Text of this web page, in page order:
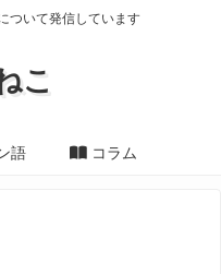
ついて発信しています
こ
語 コラム